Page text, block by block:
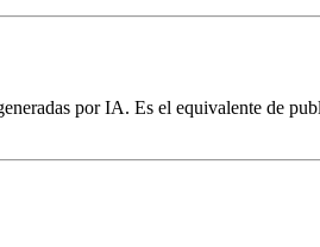
por IA. Es el equivalente de